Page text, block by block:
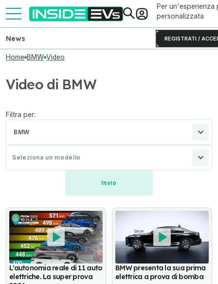
Per un'esperienza
personalizzata
REGISTRATI /
News
Home BMW Video
Video di BMW
Filtra per:
BMW
Seleziona un modello
L'autonomia reale di 11 auto
elettriche. La super prova
BMW presenta la sua prima
elettrica a prova di bomba